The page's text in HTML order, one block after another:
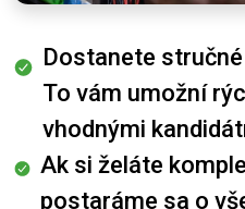
Dostanete
To vám umožní
vhodnými
Ak si želáte
postaráme sa o